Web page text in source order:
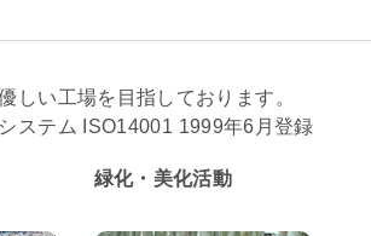
しい工場を目指しております。
ステム ISO14001 1999年6月登録
緑化・美化活動